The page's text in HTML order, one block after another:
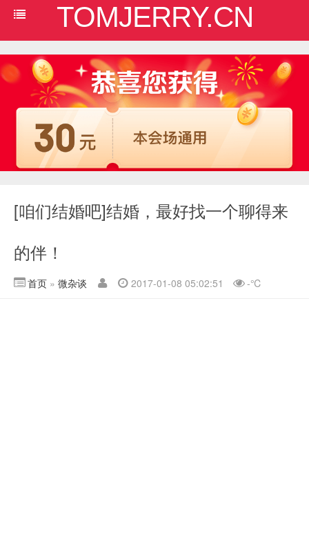
TOMJERRY.CN
[咱们结婚吧]结婚，最好找一个聊得来
的伴！
首页 » 微杂谈 2017-01-08 05:02:51 -℃